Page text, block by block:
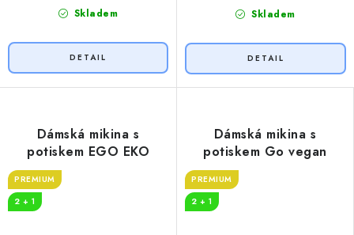
Skladem Skladem
Dámská mikina s
potiskem EGO EKO
PREMIUM
2 + 1
Dámská mikina s
potiskem Go vegan
PREMIUM
2 + 1